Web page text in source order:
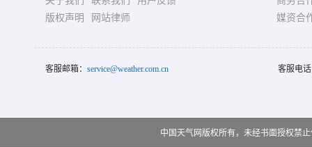
版权声明
网站律师
媒资合
客服邮箱： service@weather.com.cn 客服电
中国天气网版权所有，未经书面授权